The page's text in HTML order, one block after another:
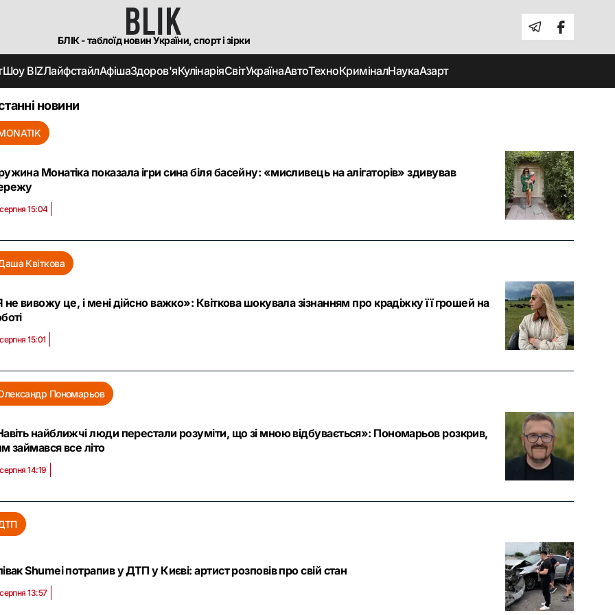
БЛІК - таблоїд новин України, спорт і зірки
Шоу BIZЛайфстайлАфішаЗдоров'яКулінаріяСвітУкраїнаАвтоТехноКриміналНаукаАзарт
новини
Монатіка показала ігри сина біля басейну: «мисливець на алігаторів» здивував
15:04
Квіткова
не вивожу це, і мені дійсно важко»: Квіткова шокувала зізнанням про крадіжку її грошей на
15:01
Пономарьов
найближчі люди перестали розуміти, що зі мною відбувається»: Пономарьов розкрив,
займався все літо
14:19
Shumei потрапив у ДТП у Києві: артист розповів про свій стан
13:57